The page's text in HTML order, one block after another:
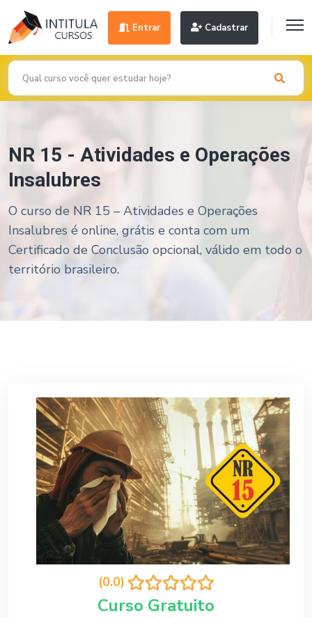
Entrar Cadastrar
NR 15 - Atividades e Operações
Insalubres
O curso de NR 15 – Atividades e Operações
Insalubres é online, grátis e conta com um
Certificado de Conclusão opcional, válido em todo o
território brasileiro.
(0.0)
Curso Gratuito